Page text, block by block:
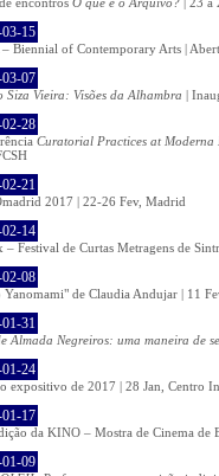
15
– Biennial of Contemporary Arts |
07
Siza Vieira: Visões da Alhambra |
28
Curatorial Practices at Moderna
21
2017 | 22-26 Fev, Madrid
14
– Festival de Curtas Metragens de
08
Yanomami" de Claudia Andujar | 11
31
Almada Negreiros: uma maneira de
24
expositivo de 2017 | 28 Jan, Centro
17
da KINO – Mostra de Cinema de
09